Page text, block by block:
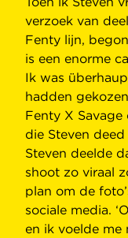
verzoek van
Fenty lijn,
is een enorme
Ik was
hadden
Fenty X
die Steven
Steven deelde
shoot zo viraal
plan om de
sociale media.
en ik voelde